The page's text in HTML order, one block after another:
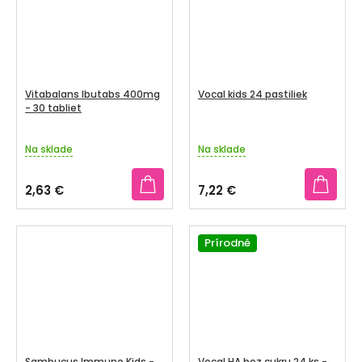
Vitabalans Ibutabs 400mg
- 30 tabliet
Na sklade
2,63 €
Vocal kids 24 pastiliek
Na sklade
7,22 €
Prírodné